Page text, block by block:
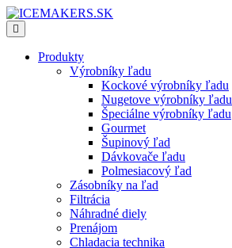
Produkty
Výrobníky ľadu
Kockové výrobníky ľadu
Nugetove výrobníky ľadu
Špeciálne výrobníky ľadu
Gourmet
Šupinový ľad
Dávkovače ľadu
Polmesiacový ľad
Zásobníky na ľad
Filtrácia
Náhradné diely
Prenájom
Chladacia technika